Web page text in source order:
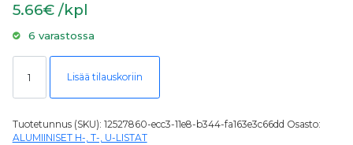
5.66€ /kpl
6 varastossa
Hobby H-Lista 9,1x12x1,3mm hopea 1m määrä
Lisää tilauskoriin
Tuotetunnus (SKU): 12527860-ecc3-11e8-b344-fa163e3c66dd Osasto:
ALUMIINISET H-, T-, U-LISTAT